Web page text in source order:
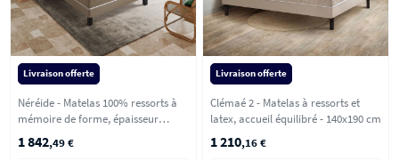
Livraison offerte
Néréide - Matelas 100% ressorts à
mémoire de forme, épaisseur
28cm, accueil moelleux - 160x200
cm
1 842,49 €
Livraison offerte
Clémaé 2 - Matelas à ressorts et
latex, accueil équilibré - 140x190 cm
1 210,16 €